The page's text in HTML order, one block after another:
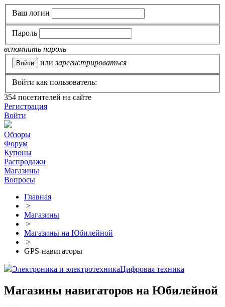
Ваш логин
Пароль
вспомнить пароль
или зарегистрироваться
Войти как пользователь:
354 посетителей на сайте
Регистрация
Войти
Обзоры
Форум
Купоны
Распродажи
Магазины
Вопросы
Главная
>
Магазины
>
Магазины на Юбилейной
>
GPS-навигаторы
Электроника и электротехникаЦифровая техника
Магазины навигаторов на Юбилейной